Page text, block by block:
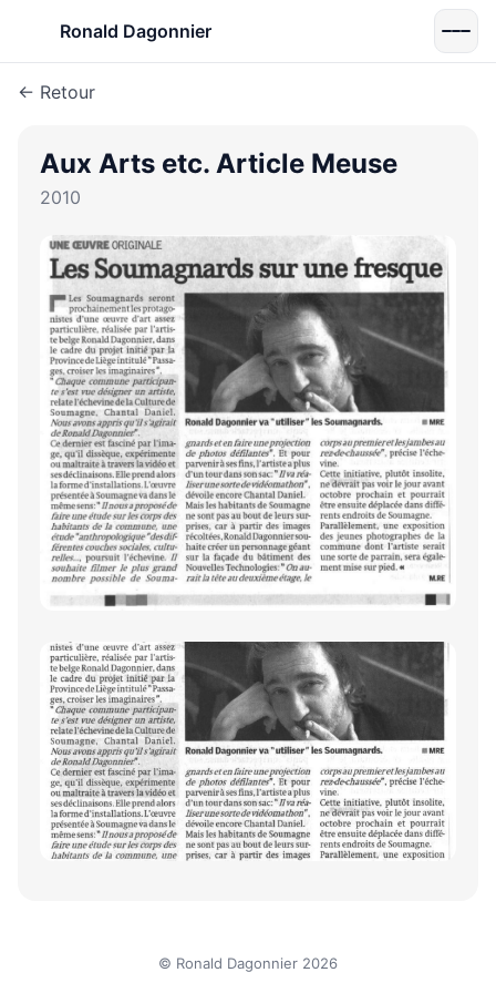
Ronald Dagonnier
← Retour
Aux Arts etc. Article Meuse
2010
© Ronald Dagonnier 2026